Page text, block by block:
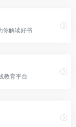
你解读好书
教育平台